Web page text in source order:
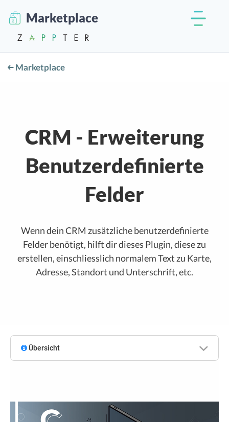
Marketplace
Marketplace
CRM - Erweiterung
Benutzerdefinierte
Felder
Wenn dein CRM zusätzliche benutzerdefinierte
Felder benötigt, hilft dir dieses Plugin, diese zu
erstellen, einschliesslich normalem Text zu Karte,
Adresse, Standort und Unterschrift, etc.
Übersicht